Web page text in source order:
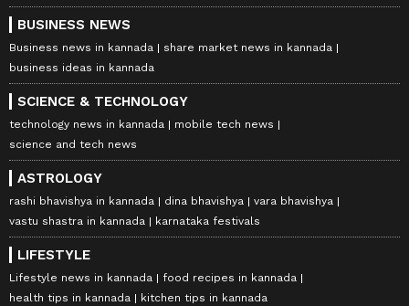
BUSINESS NEWS
Business news in kannada
share market news in kannada
business ideas in kannada
SCIENCE & TECHNOLOGY
technology news in kannada
mobile tech news
science and tech news
ASTROLOGY
rashi bhavishya in kannada dina bhavishya
vara bhavishya
vastu shastra in kannada
karnataka festivals
LIFESTYLE
Lifestyle news in kannada
food recipes in kannada
health tips in kannada
kitchen tips in kannada